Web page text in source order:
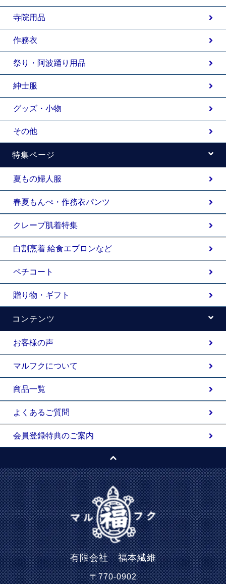
寺院用品
作務衣
祭り・阿波踊り用品
紳士服
グッズ・小物
その他
特集ページ
夏もの婦人服
春夏もんぺ・作務衣パンツ
クレープ肌着特集
白割烹着 給食エプロンなど
ペチコート
贈り物・ギフト
コンテンツ
お客様の声
マルフクについて
商品一覧
よくあるご質問
会員登録特典のご案内
有限会社 福本繊維
〒770-0902